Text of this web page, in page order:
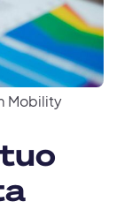
Mobility